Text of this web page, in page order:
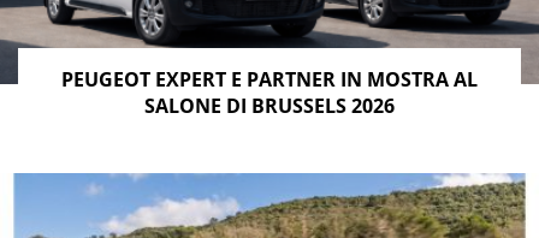
PEUGEOT EXPERT E PARTNER IN MOSTRA AL
SALONE DI BRUSSELS 2026